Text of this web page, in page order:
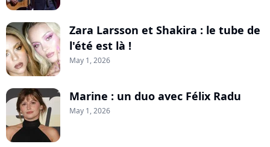
Zara Larsson et Shakira : le tube de
l'été est là !
May 1, 2026
Marine : un duo avec Félix Radu
May 1, 2026